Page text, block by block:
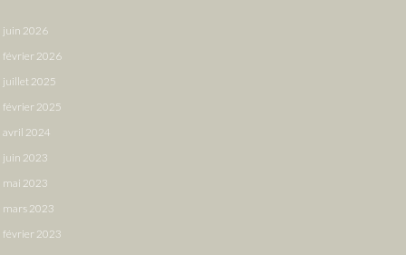
juin 2026
février 2026
juillet 2025
février 2025
avril 2024
juin 2023
mai 2023
mars 2023
février 2023